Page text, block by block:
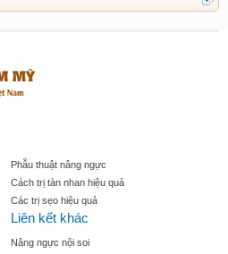
Phẫu thuật nâng ngực
Cách trị tàn nhan hiệu quả
Các trị sẹo hiệu quả
Liên kết khác
Nâng ngực nội soi